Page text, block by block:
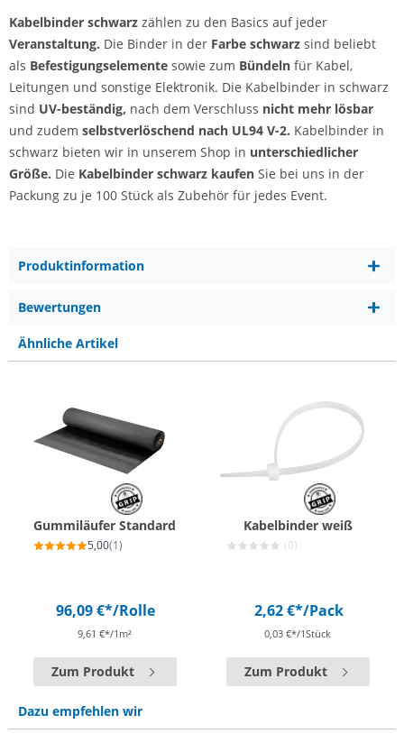
Kabelbinder schwarz zählen zu den Basics auf jeder
Veranstaltung. Die Binder in der Farbe schwarz sind beliebt
als Befestigungselemente sowie zum Bündeln für Kabel,
Leitungen und sonstige Elektronik. Die Kabelbinder in schwarz
sind UV-beständig, nach dem Verschluss nicht mehr lösbar
und zudem selbstverlöschend nach UL94 V-2. Kabelbinder in
schwarz bieten wir in unserem Shop in unterschiedlicher
Größe. Die Kabelbinder schwarz kaufen Sie bei uns in der
Packung zu je 100 Stück als Zubehör für jedes Event.
Produktinformation
Bewertungen
Ähnliche Artikel
Gummiläufer Standard
5,00(1)
96,09 €*/Rolle
9,61 €*/1m²
Zum Produkt
Kabelbinder weiß
(0)
2,62 €*/Pack
0,03 €*/1Stück
Zum Produkt
Dazu empfehlen wir